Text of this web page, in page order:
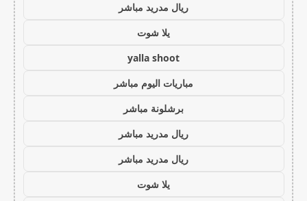
ريال مدريد مباشر
يلا شوت
yalla shoot
مباريات اليوم مباشر
برشلونة مباشر
ريال مدريد مباشر
ريال مدريد مباشر
يلا شوت